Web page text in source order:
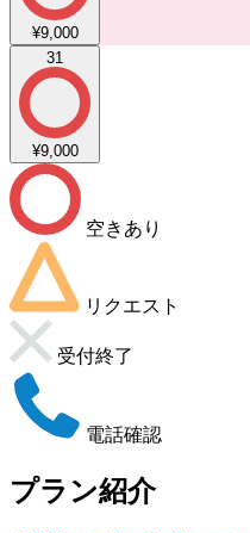
¥9,000
31
¥9,000
空きあり
リクエスト
受付終了
電話確認
プラン紹介